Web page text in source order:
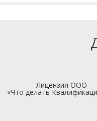
Лицензия ООО
«Что делать